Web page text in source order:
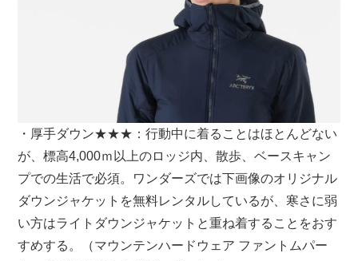
・厚手ダウン★★★：行動中に着ることはほとんどない
が、標高4,000ｍ以上のロッジ内、散歩、ベースキャン
プでの生活で必須。ワンダーズでは下画像のオリジナル
ダウンジャケットを無料レンタルしているが、寒さに弱
い方はライトダウンジャケットと重ね着することをおす
すめする。（マウンテンハードウェア ファントムパー